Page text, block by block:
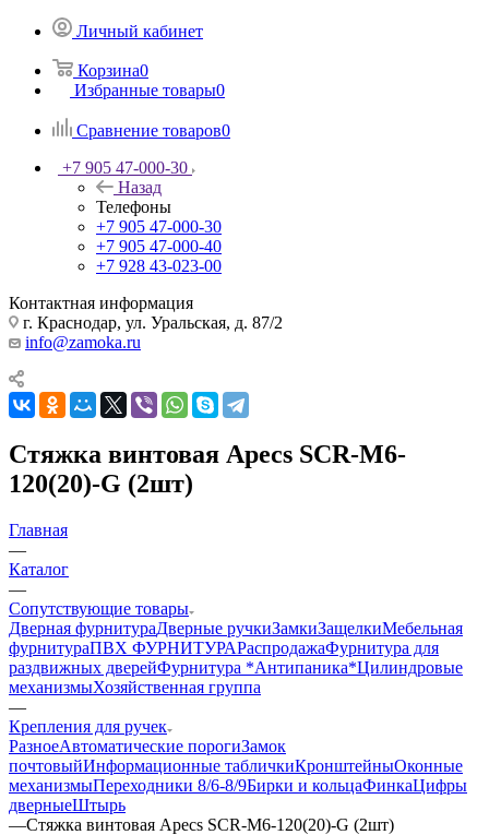
Личный кабинет
Корзина0
Избранные товары0
Сравнение товаров0
+7 905 47-000-30
Назад
Телефоны
+7 905 47-000-30
+7 905 47-000-40
+7 928 43-023-00
Контактная информация
г. Краснодар, ул. Уральская, д. 87/2
info@zamoka.ru
Стяжка винтовая Apecs SCR-M6-
120(20)-G (2шт)
Главная
—
Каталог
—
Сопутствующие товары
Дверная фурнитураДверные ручкиЗамкиЗащелкиМебельная
фурнитураПВХ ФУРНИТУРАРаспродажаФурнитура для
раздвижных дверейФурнитура *Антипаника*Цилиндровые
механизмыХозяйственная группа
—
Крепления для ручек
РазноеАвтоматические порогиЗамок
почтовыйИнформационные табличкиКронштейныОконные
механизмыПереходники 8/6-8/9Бирки и кольцаФинкаЦифры
дверныеШтырь
—Стяжка винтовая Apecs SCR-M6-120(20)-G (2шт)